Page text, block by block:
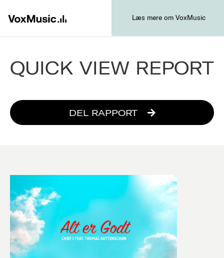
Læs mere om VoxMusic
QUICK VIEW REPORT
DEL RAPPORT